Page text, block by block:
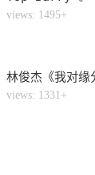
4views: 1495+
5views: 1331+